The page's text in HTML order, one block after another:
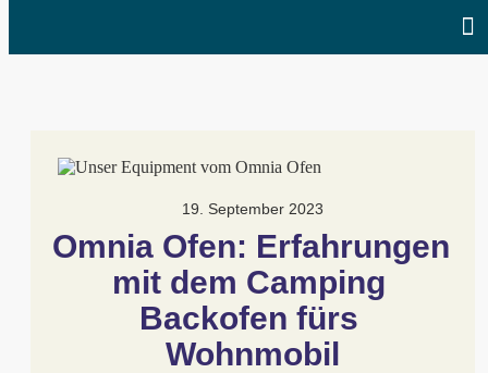
19. September 2023
Omnia Ofen: Erfahrungen
mit dem Camping
Backofen fürs
Wohnmobil